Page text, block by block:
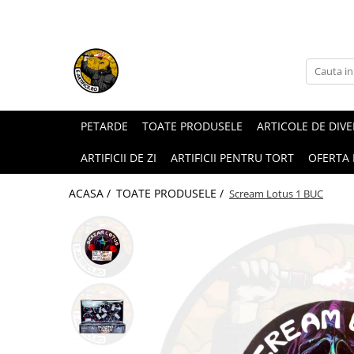
ARTICOLE DE DIVERTISMENT
FUMIGENE COLORATE
GENDER REVEAL
Artificii gender reveal
Baloane gender reveal
ARTICOLE DE PETRECERE
Artificii sparklers
Artificii Tort Engros
PETARDE TOATE PRODUSELE ARTICOLE DE
ARTIFICII DE ZI ARTIFICII PENTRU TORT OFERTA
ACASA / TOATE PRODUSELE / Scream Lotus 1 BUC